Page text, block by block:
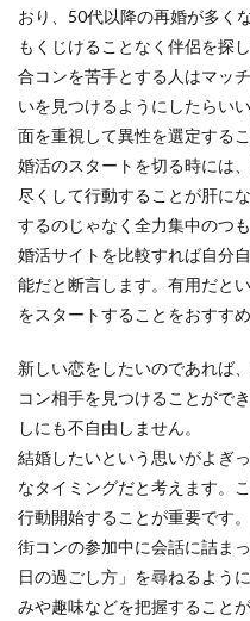
おり、50代以降の再婚が多く
もくじけることなく伴侶を探し
合コンを苦手とする人はマッ
いを見つけるようにしたらい
面を重視して異性を選定する
婚活のスタートを切る時には
尽くして行動することが肝に
するのじゃなく全力集中のつ
婚活サイトを比較すれば自分
能だと断言します。有用だと
をスタートすることをおすすめ
新しい恋をしたいのであれば
コン相手を見つけることがで
しにも不自由しません。
結婚したいという思いがよぎ
なタイミングだと考えます。
行動開始することが重要です。
街コンの参加中に会話に詰ま
日の過ごし方」を尋ねるよう
みや趣味などを把握すること